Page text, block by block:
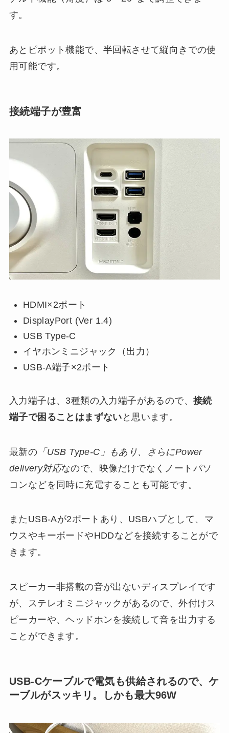
す。
あとピポット機能で、半回転させて縦向きでの使
用可能です。
接続端子が豊富
HDMI×2ポート
DisplayPort (Ver 1.4)
USB Type-C
イヤホンミニジャック（出力）
USB-A端子×2ポート
入力端子は、3種類の入力端子があるので、 接続
端子で困ることはまずない と思います。
最新の 「USB Type-C」もあり、さらにPower
delivery対応なので、映像だけでなくノートパソ
コンなどを同時に充電することも可能です。
またUSB-Aが2ポートあり、USBハブとして、マ
ウスやキーボードやHDDなどを接続することがで
きます。
スピーカー非搭載の音が出ないディスプレイです
が、ステレオミニジャックがあるので、外付けス
ピーカーや、ヘッドホンを接続して音を出力する
ことができます。
USB-Cケーブルで電気も供給されるので、ケ
ーブルがスッキリ。しかも最大96W